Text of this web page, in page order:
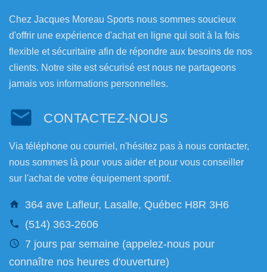
Chez Jacques Moreau Sports nous sommes soucieux
d'offrir une expérience d'achat en ligne qui soit à la fois
flexible et sécuritaire afin de répondre aux besoins de nos
clients. Notre site est sécurisé est nous ne partageons
jamais vos informations personnelles.
CONTACTEZ-NOUS
Via téléphone ou courriel, n'hésitez pas à nous contacter,
nous sommes là pour vous aider et pour vous conseiller
sur l'achat de votre équipement sportif.
364 ave Lafleur, Lasalle, Québec H8R 3H6
(514) 363-2606
7 jours par semaine (appelez-nous pour
connaître nos heures d'ouverture)